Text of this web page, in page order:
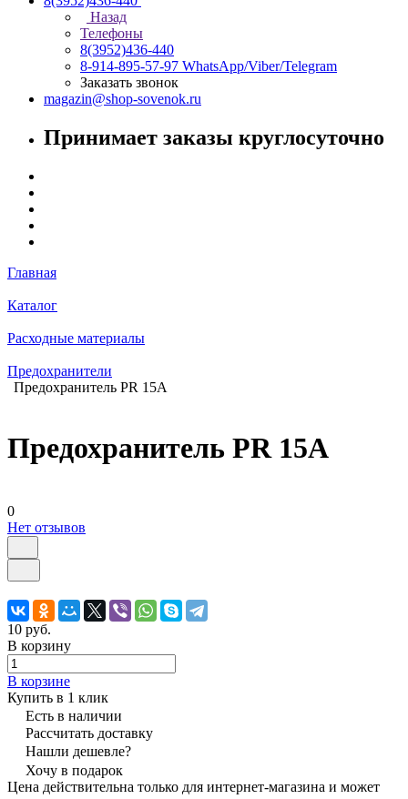
Назад
Телефоны
8(3952)436-440
8-914-895-57-97 WhatsApp/Viber/Telegram
Заказать звонок
magazin@shop-sovenok.ru
Принимает заказы круглосуточно
Главная
Каталог
Расходные материалы
Предохранители
Предохранитель PR 15A
Предохранитель PR 15A
0
Нет отзывов
10 руб.
В корзину
В корзине
Купить в 1 клик
Есть в наличии
Рассчитать доставку
Нашли дешевле?
Хочу в подарок
Цена действительна только для интернет-магазина и может